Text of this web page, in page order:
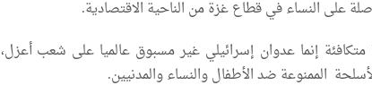
على النساء في قطاع غزة من الناحية الاقتصادية.
إنما عدوان إسرائيلي غير مسبوق عالميا على شعب أعزل،
الممنوعة ضد الأطفال والنساء والمدنيين.